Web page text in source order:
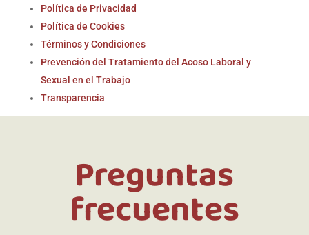
Política de Privacidad
Política de Cookies
Términos y Condiciones
Prevención del Tratamiento del Acoso Laboral y
Sexual en el Trabajo
Transparencia
Preguntas
frecuentes